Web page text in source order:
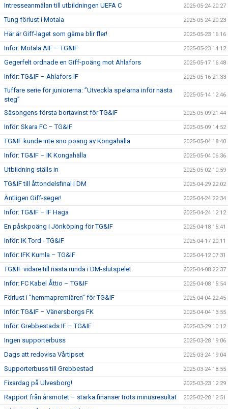
Intresseanmälan till utbildningen UEFA C 2025-05-24 20:27
Tung förlust i Motala 2025-05-24 20:23
Här är Giff-laget som gärna blir fler! 2025-05-23 16:16
Inför: Motala AIF – TG&IF 2025-05-23 14:12
Gegerfelt ordnade en Giff-poäng mot Ahlafors 2025-05-17 16:48
Inför: TG&IF – Ahlafors IF 2025-05-16 21:33
Tuffare serie för juniorerna: ”Utveckla spelarna inför nästa
steg”
2025-05-14 12:46
Säsongens första bortavinst för TG&IF 2025-05-09 21:44
Inför: Skara FC – TG&IF 2025-05-09 14:52
TG&IF kunde inte sno poäng av Kongahälla 2025-05-04 18:40
Inför: TG&IF – IK Kongahälla 2025-05-04 06:36
Utbildning ställs in 2025-05-02 10:59
TG&IF till åttondelsfinal i DM 2025-04-29 22:02
Äntligen Giff-seger! 2025-04-24 22:34
Inför: TG&IF – IF Haga 2025-04-24 12:12
En påskpoäng i Jönköping för TG&IF 2025-04-18 15:41
Inför: IK Tord - TG&IF 2025-04-17 20:11
Inför: IFK Kumla – TG&IF 2025-04-12 07:31
TG&IF vidare till nästa runda i DM-slutspelet 2025-04-08 22:37
Inför: FC Kabel Åttio – TG&IF 2025-04-08 15:54
Förlust i ”hemmapremiären” för TG&IF 2025-04-04 22:45
Inför: TG&IF – Vänersborgs FK 2025-04-04 13:55
Inför: Grebbestads IF – TG&IF 2025-03-29 10:12
Ingen supporterbuss 2025-03-28 19:06
Dags att redovisa Vårtipset 2025-03-24 19:04
Supporterbuss till Grebbestad 2025-03-24 18:55
Fixardag på Ulvesborg! 2025-03-23 12:29
Rapport från årsmötet – starka finanser trots minusresultat 2025-02-28 12:51